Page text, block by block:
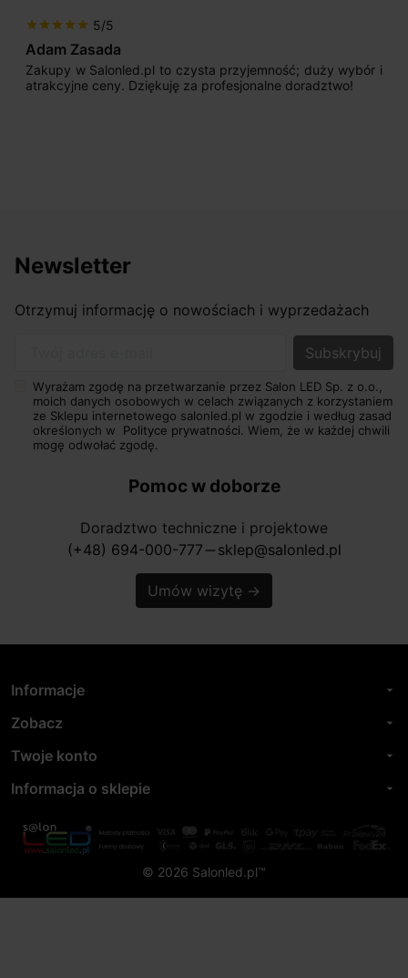
star star star star star 5/5
Adam Zasada
Zakupy w Salonled.pl to czysta przyjemność; duży wybór i
atrakcyjne ceny. Dziękuję za profesjonalne doradztwo!
Newsletter
Otrzymuj informację o nowościach i wyprzedażach
Wyrażam zgodę na przetwarzanie przez Salon LED Sp. z o.o.,
moich danych osobowych w celach związanych z korzystaniem
ze Sklepu internetowego salonled.pl w zgodzie i według zasad
określonych w Polityce prywatności. Wiem, że w każdej chwili
mogę odwołać zgodę.
Pomoc w doborze
Doradztwo techniczne i projektowe
(+48) 694-000-777 horizontal_rule sklep@salonled.pl
Umów wizytę →
Informacje arrow_drop_down
Zobacz arrow_drop_down
Twoje konto arrow_drop_down
Informacja o sklepie arrow_drop_down
© 2026 Salonled.pl™